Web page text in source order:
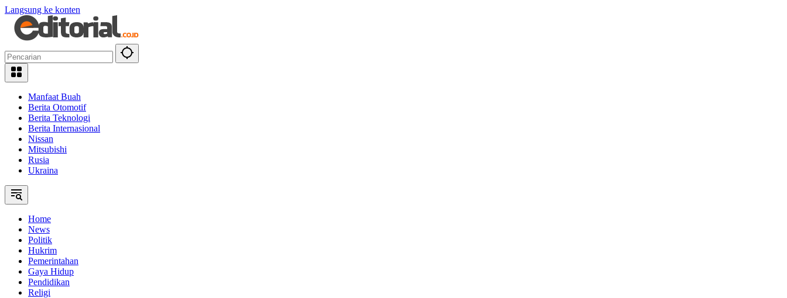
Langsung ke konten
Manfaat Buah
Berita Otomotif
Berita Teknologi
Berita Internasional
Nissan
Mitsubishi
Rusia
Ukraina
Home
News
Politik
Hukrim
Pemerintahan
Gaya Hidup
Pendidikan
Religi